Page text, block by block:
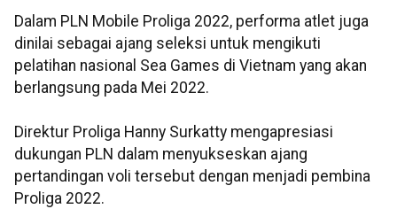
Dalam PLN Mobile Proliga 2022, performa atlet juga
dinilai sebagai ajang seleksi untuk mengikuti
pelatihan nasional Sea Games di Vietnam yang akan
berlangsung pada Mei 2022.
Direktur Proliga Hanny Surkatty mengapresiasi
dukungan PLN dalam menyukseskan ajang
pertandingan voli tersebut dengan menjadi pembina
Proliga 2022.